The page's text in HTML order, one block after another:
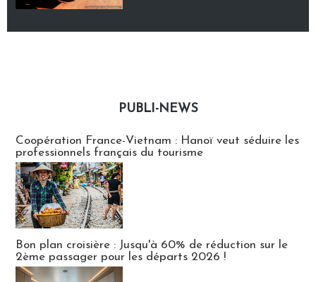
PUBLI-NEWS
Coopération France-Vietnam : Hanoï veut séduire les
professionnels français du tourisme
Bon plan croisière : Jusqu'à 60% de réduction sur le
2ème passager pour les départs 2026 !